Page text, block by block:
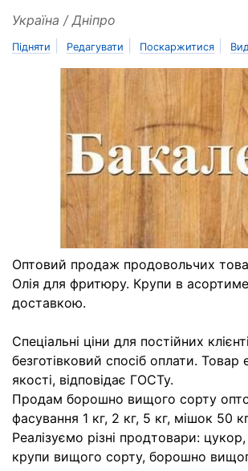
Україна / Дніпро
Підняти Редагувати Поскаржитися
Оптовий продаж продовольчих
Олія для фритюру. Крупи в
доставкою.
Спеціальні ціни для постійних
безготівковий спосіб оплати. Товар
якості, відповідає ГОСТу.
Продам борошно вищого сорту
фасування 1 кг, 2 кг, 5 кг, мішок 50
Реалізуємо різні продтовари:
крупи вищого сорту, борошно